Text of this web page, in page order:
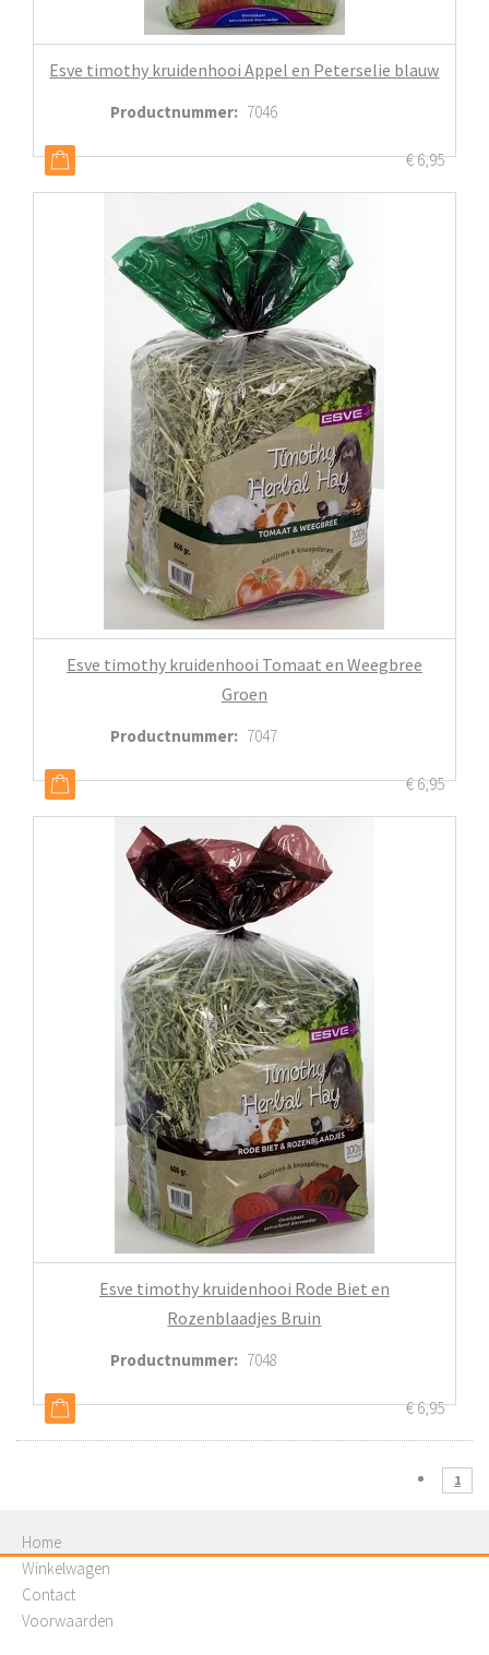
Esve timothy kruidenhooi Appel en Peterselie blauw
Productnummer: 7046
€6,95
Esve timothy kruidenhooi Tomaat en Weegbree
Groen
Productnummer: 7047
€6,95
Esve timothy kruidenhooi Rode Biet en
Rozenblaadjes Bruin
Productnummer: 7048
€6,95
1
Home
Winkelwagen
Contact
Voorwaarden